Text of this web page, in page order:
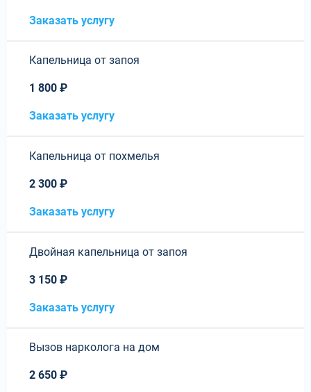
Заказать услугу
Капельница от запоя
1 800 ₽
Заказать услугу
Капельница от похмелья
2 300 ₽
Заказать услугу
Двойная капельница от запоя
3 150 ₽
Заказать услугу
Вызов нарколога на дом
2 650 ₽